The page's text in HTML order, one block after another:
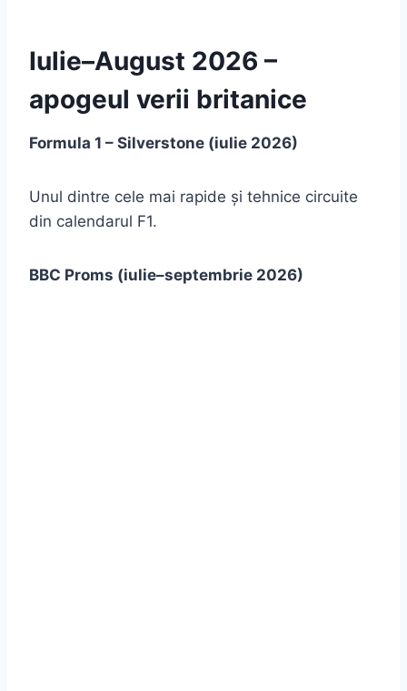
Iulie–August 2026 –
apogeul verii britanice
Formula 1 – Silverstone (iulie 2026)
Unul dintre cele mai rapide și tehnice circuite
din calendarul F1.
BBC Proms (iulie–septembrie 2026)